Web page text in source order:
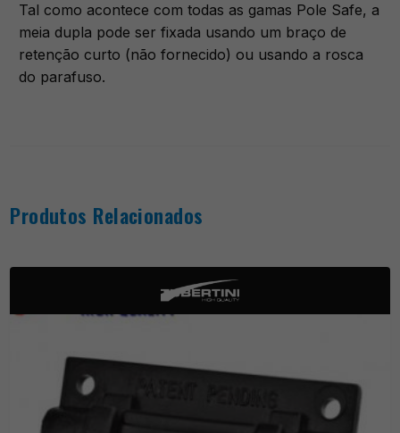
Tal como acontece com todas as gamas Pole Safe, a
meia dupla pode ser fixada usando um braço de
retenção curto (não fornecido) ou usando a rosca
do parafuso.
Produtos Relacionados